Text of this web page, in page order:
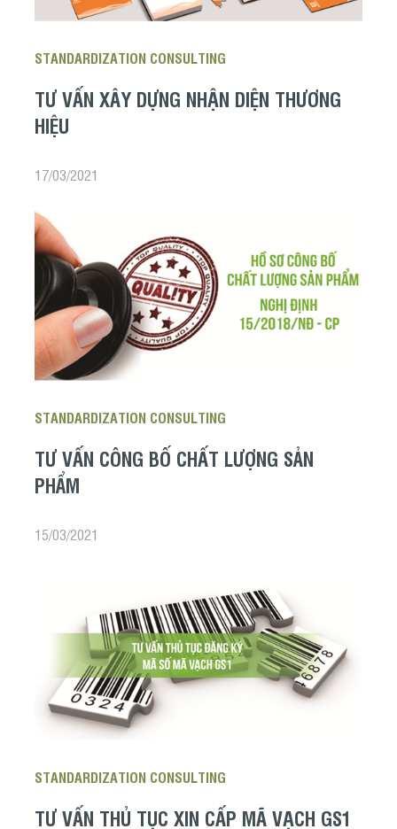
STANDARDIZATION CONSULTING
TƯ VẤN XÂY DỰNG NHẬN DIỆN THƯƠNG
HIỆU
17/03/2021
STANDARDIZATION CONSULTING
TƯ VẤN CÔNG BỐ CHẤT LƯỢNG SẢN
PHẨM
15/03/2021
STANDARDIZATION CONSULTING
TƯ VẤN THỦ TỤC XIN CẤP MÃ VẠCH GS1